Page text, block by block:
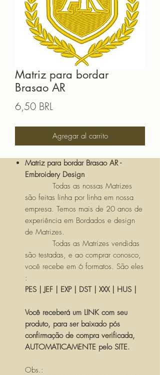
Matriz para bordar
Brasao AR
6,50 BRL
Agregar al carrito
Matriz para bordar Brasao AR -
Embroidery Design
Todas as nossas Matrizes
são feitas linha por linha em nossa
empresa. Temos mais de 20 anos de
experiência em Bordados e design
de Matrizes.
Todas as Matrizes vendidas
são testadas, e ao comprar conosco,
você recebe em 6 formatos. São eles
:
PES | JEF | EXP | DST | XXX | HUS |
Você receberá um LINK com seu
produto, para ser baixado pós
confirmação de compra verificada,
AUTOMATICAMENTE pelo SITE.
Obs.: